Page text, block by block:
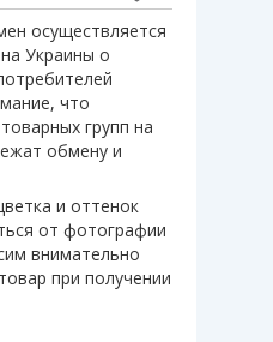
осуществляется
Украины о
что
групп на
обмену и
и оттенок
от фотографии
внимательно
при получении